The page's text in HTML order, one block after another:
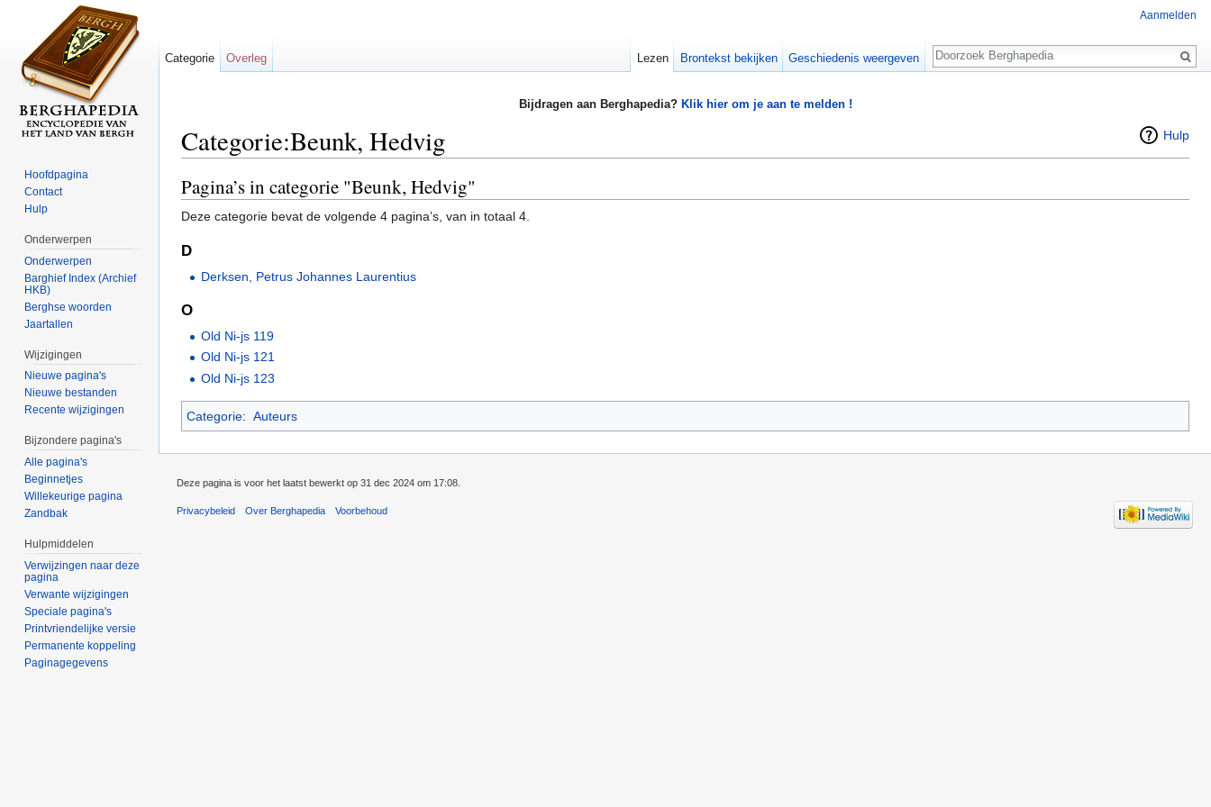
Bijdragen aan Berghapedia? Klik hier om je aan te melden !
Hulp
Categorie:Beunk, Hedvig
Pagina’s in categorie "Beunk, Hedvig"
Deze categorie bevat de volgende 4 pagina’s, van in totaal 4.
D
Derksen, Petrus Johannes Laurentius
O
Old Ni-js 119
Old Ni-js 121
Old Ni-js 123
Categorie: Auteurs
Aanmelden
Categorie Overleg Lezen Brontekst bekijken Geschiedenis weergeven
Zoeken
Hoofdpagina
Contact
Hulp
Onderwerpen
Onderwerpen
Barghief Index (Archief
HKB)
Berghse woorden
Jaartallen
Wijzigingen
Nieuwe pagina's
Nieuwe bestanden
Recente wijzigingen
Bijzondere pagina's
Alle pagina's
Beginnetjes
Willekeurige pagina
Zandbak
Hulpmiddelen
Verwijzingen naar deze
pagina
Verwante wijzigingen
Speciale pagina's
Printvriendelijke versie
Permanente koppeling
Paginagegevens
Deze pagina is voor het laatst bewerkt op 31 dec 2024 om 17:08.
Privacybeleid Over Berghapedia Voorbehoud